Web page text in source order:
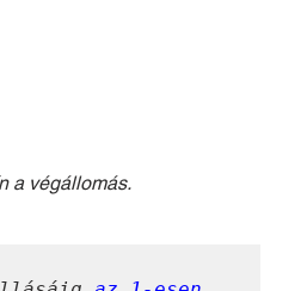
a végállomás.